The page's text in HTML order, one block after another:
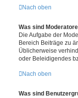
Nach oben
Was sind
Die Aufgabe der
Bereich Beiträge zu
Üblicherweise
oder Beleidigendes
Nach oben
Was sind